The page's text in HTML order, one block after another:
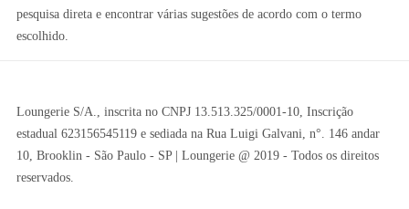
pesquisa direta e encontrar várias sugestões de acordo com o termo
escolhido.
Loungerie S/A., inscrita no CNPJ 13.513.325/0001-10, Inscrição
estadual 623156545119 e sediada na Rua Luigi Galvani, n°. 146 andar
10, Brooklin - São Paulo - SP | Loungerie @ 2019 - Todos os direitos
reservados.